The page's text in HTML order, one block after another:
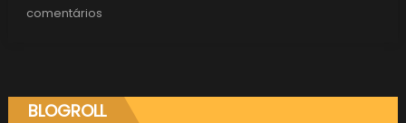
on
comentários
BLOGROLL